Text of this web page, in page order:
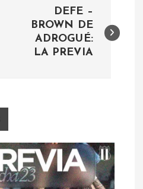
DEFE –
BROWN DE
ADROGUÉ:
LA PREVIA